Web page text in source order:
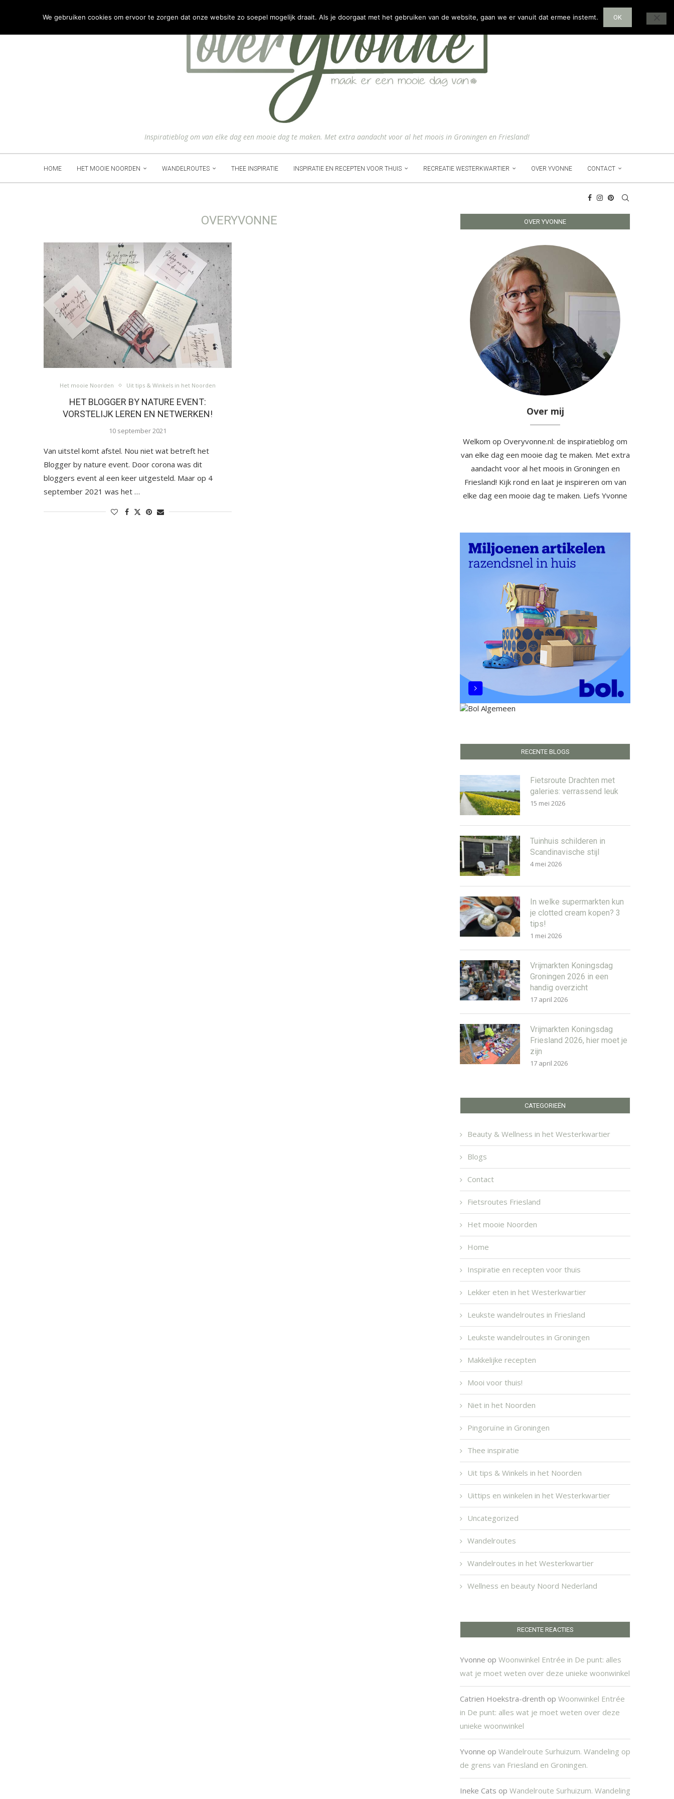
Inspiratieblog om van elke dag een mooie dag te maken. Met extra aandacht voor al het moois in Groningen en Friesland!
HOME HET MOOIE NOORDEN WANDELROUTES THEE INSPIRATIE INSPIRATIE EN RECEPTEN VOOR THUIS RECREATIE WESTERKWARTIER OVER YVONNE CONTACT
OVERYVONNE
Het mooie Noorden Uit tips & Winkels in het Noorden
HET BLOGGER BY NATURE EVENT:
VORSTELIJK LEREN EN NETWERKEN!
10 september 2021
Van uitstel komt afstel. Nou niet wat betreft het
Blogger by nature event. Door corona was dit
bloggers event al een keer uitgesteld. Maar op 4
september 2021 was het …
OVER YVONNE
Over mij
Welkom op Overyvonne.nl: de inspiratieblog om
van elke dag een mooie dag te maken. Met extra
aandacht voor al het moois in Groningen en
Friesland! Kijk rond en laat je inspireren om van
elke dag een mooie dag te maken. Liefs Yvonne
RECENTE BLOGS
Fietsroute Drachten met
galeries: verrassend leuk
15 mei 2026
Tuinhuis schilderen in
Scandinavische stijl
4 mei 2026
In welke supermarkten kun
je clotted cream kopen? 3
tips!
1 mei 2026
Vrijmarkten Koningsdag
Groningen 2026 in een
handig overzicht
17 april 2026
Vrijmarkten Koningsdag
Friesland 2026, hier moet je
zijn
17 april 2026
CATEGORIEËN
Beauty & Wellness in het Westerkwartier
Blogs
Contact
Fietsroutes Friesland
Het mooie Noorden
Home
Inspiratie en recepten voor thuis
Lekker eten in het Westerkwartier
Leukste wandelroutes in Friesland
Leukste wandelroutes in Groningen
Makkelijke recepten
Mooi voor thuis!
Niet in het Noorden
Pingoruïne in Groningen
Thee inspiratie
Uit tips & Winkels in het Noorden
Uittips en winkelen in het Westerkwartier
Uncategorized
Wandelroutes
Wandelroutes in het Westerkwartier
Wellness en beauty Noord Nederland
RECENTE REACTIES
Yvonne op Woonwinkel Entrée in De punt: alles
wat je moet weten over deze unieke woonwinkel
Catrien Hoekstra-drenth op Woonwinkel Entrée
in De punt: alles wat je moet weten over deze
unieke woonwinkel
Yvonne op Wandelroute Surhuizum. Wandeling op
de grens van Friesland en Groningen.
Ineke Cats op Wandelroute Surhuizum. Wandeling
We gebruiken cookies om ervoor te zorgen dat onze website zo soepel mogelijk draait. Als je doorgaat met het gebruiken van de website, gaan we er vanuit dat ermee instemt. OK